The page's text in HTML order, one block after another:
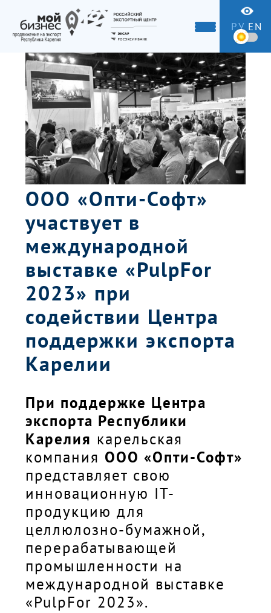
РУ EN
ООО «Опти-Софт»
участвует в
международной
выставке «PulpFor
2023» при
содействии Центра
поддержки экспорта
Карелии
При поддержке Центра
экспорта Республики
Карелия карельская
компания ООО «Опти-Софт»
представляет свою
инновационную IT-
продукцию для
целлюлозно-бумажной,
перерабатывающей
промышленности на
международной выставке
«PulpFor 2023».